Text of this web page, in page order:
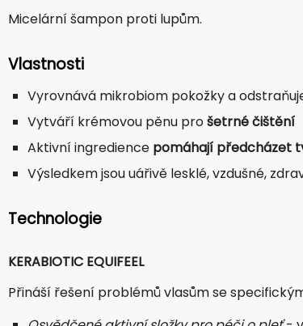
Micelární šampon proti lupům.
Vlastnosti
Vyrovnává mikrobiom pokožky a
Vytváří krémovou pěnu prošetrné čištění
Aktivní ingredience pomáhají předcházet
Výsledkem jsou uářivě lesklé, vzdušné,
Technologie
KERABIOTIC EQUIFEEL
Přináší řešení problémů vlasům se